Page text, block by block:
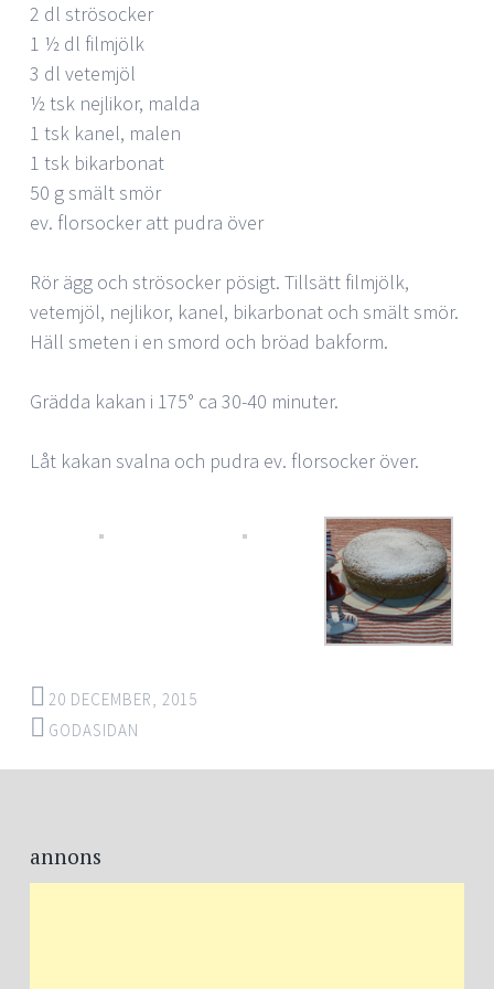
2 dl strösocker
1 ½ dl filmjölk
3 dl vetemjöl
½ tsk nejlikor, malda
1 tsk kanel, malen
1 tsk bikarbonat
50 g smält smör
ev. florsocker att pudra över
Rör ägg och strösocker pösigt. Tillsätt filmjölk,
vetemjöl, nejlikor, kanel, bikarbonat och smält smör.
Häll smeten i en smord och bröad bakform.
Grädda kakan i 175° ca 30-40 minuter.
Låt kakan svalna och pudra ev. florsocker över.
20 DECEMBER, 2015
GODASIDAN
Post
navigation
annons